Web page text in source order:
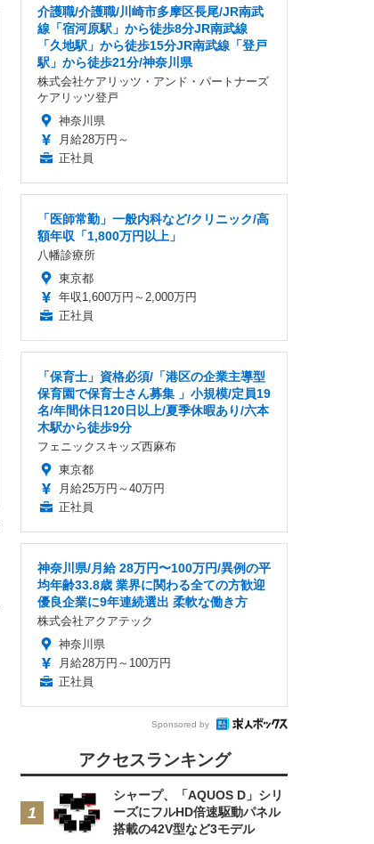
介護職/介護職/川崎市多摩区長尾/JR南武
線「宿河原駅」から徒歩8分JR南武線
「久地駅」から徒歩15分JR南武線「登戸
駅」から徒歩21分/神奈川県
株式会社ケアリッツ・アンド・パートナーズ
ケアリッツ登戸
神奈川県
月給28万円～
正社員
「医師常勤」一般内科など/クリニック/高
額年収「1,800万円以上」
八幡診療所
東京都
年収1,600万円～2,000万円
正社員
「保育士」資格必須/「港区の企業主導型
保育園で保育士さん募集 」小規模/定員19
名/年間休日120日以上/夏季休暇あり/六本
木駅から徒歩9分
フェニックスキッズ西麻布
東京都
月給25万円～40万円
正社員
神奈川県/月給 28万円〜100万円/異例の平
均年齢33.8歳 業界に関わる全ての方歓迎
優良企業に9年連続選出 柔軟な働き方
株式会社アクアテック
神奈川県
月給28万円～100万円
正社員
Sponsored by
アクセスランキング
シャープ、「AQUOS D」シリ
ーズにフルHD倍速駆動パネル
搭載の42V型など3モデル